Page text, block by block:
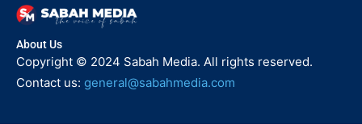
About Us
Copyright © 2024 Sabah Media. All rights reserved.
Contact us: general@sabahmedia.com